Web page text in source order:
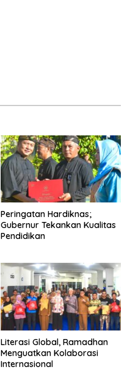
Peringatan Hardiknas;
Gubernur Tekankan Kualitas
Pendidikan
Literasi Global, Ramadhan
Menguatkan Kolaborasi
Internasional